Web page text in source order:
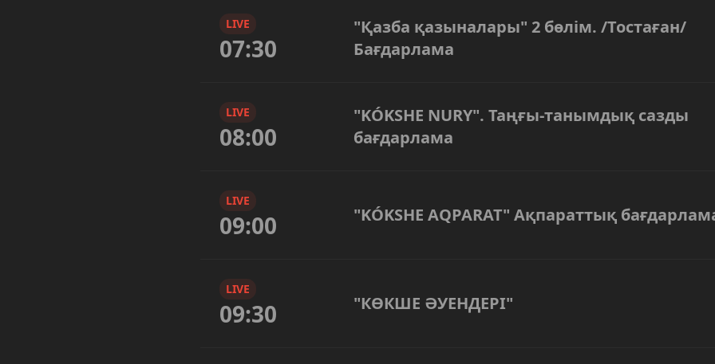
LIVE
07:30
"Қазба қазыналары" 2 бөлім. /Тостаған/
Бағдарлама
LIVE
08:00
"KÓKSHE NURY". Таңғы-танымдық сазды
бағдарлама
LIVE
09:00 "KÓKSHE AQPARAT" Ақпараттық
LIVE
09:30 "КӨКШЕ ӘУЕНДЕРІ"